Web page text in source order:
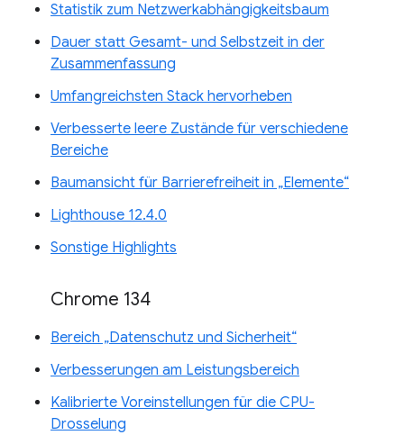
Statistik zum Netzwerkabhängigkeitsbaum
Dauer statt Gesamt- und Selbstzeit in der
Zusammenfassung
Umfangreichsten Stack hervorheben
Verbesserte leere Zustände für verschiedene
Bereiche
Baumansicht für Barrierefreiheit in „Elemente“
Lighthouse 12.4.0
Sonstige Highlights
Chrome 134
Bereich „Datenschutz und Sicherheit“
Verbesserungen am Leistungsbereich
Kalibrierte Voreinstellungen für die CPU-
Drosselung